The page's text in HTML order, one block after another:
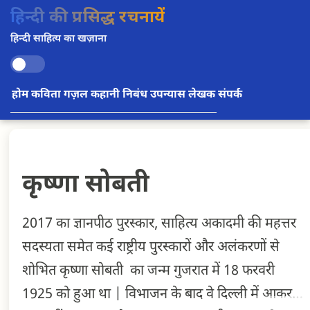
हिन्दी की प्रसिद्ध रचनायें
हिन्दी साहित्य का खज़ाना
होमकवितागज़लकहानीनिबंधउपन्यासलेखकसंपर्क
कृष्णा सोबती
2017 का ज्ञानपीठ पुरस्कार, साहित्य अकादमी की महत्तर
सदस्यता समेत कई राष्ट्रीय पुरस्कारों और अलंकरणों से
शोभित कृष्णा सोबती का जन्म गुजरात में 18 फरवरी
1925 को हुआ था | विभाजन के बाद वे दिल्ली में आकर